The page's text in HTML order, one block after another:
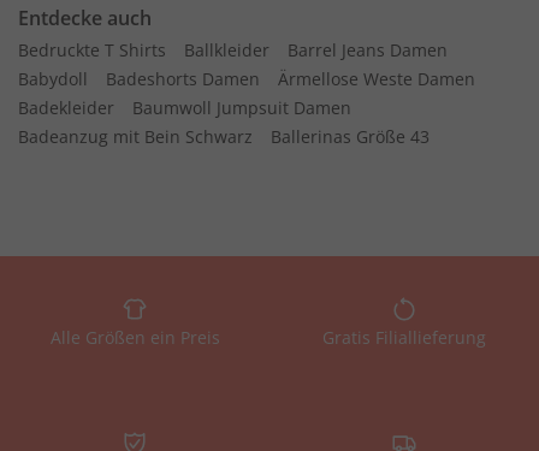
Entdecke auch
Bedruckte T Shirts Ballkleider
Barrel Jeans Damen
Babydoll
Badeshorts Damen
Ärmellose Weste Damen
Badekleider
Baumwoll Jumpsuit Damen
Badeanzug mit Bein Schwarz
Ballerinas Größe 43
Alle Größen ein Preis Gratis Filiallieferung